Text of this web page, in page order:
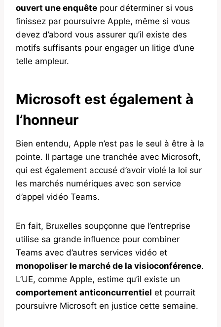
ouvert une enquête pour déterminer si vous
finissez par poursuivre Apple, même si vous
devez d’abord vous assurer qu’il existe des
motifs suffisants pour engager un litige d’une
telle ampleur.
Microsoft est également à
l’honneur
Bien entendu, Apple n’est pas le seul à être à la
pointe. Il partage une tranchée avec Microsoft,
qui est également accusé d’avoir violé la loi sur
les marchés numériques avec son service
d’appel vidéo Teams.
En fait, Bruxelles soupçonne que l’entreprise
utilise sa grande influence pour combiner
Teams avec d’autres services vidéo et
monopoliser le marché de la visioconférence.
L’UE, comme Apple, estime qu’il existe un
comportement anticoncurrentiel et pourrait
poursuivre Microsoft en justice cette semaine.